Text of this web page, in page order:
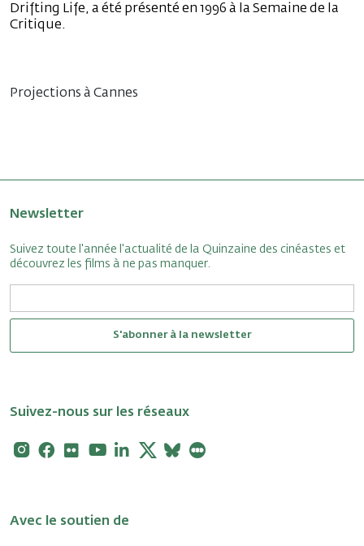
Drifting Life, a été présenté en 1996 à la Semaine de la
Critique.
Projections à Cannes
Newsletter
Suivez toute l'année l'actualité de la Quinzaine des cinéastes et
découvrez les films à ne pas manquer.
S'abonner à la newsletter
Suivez-nous sur les réseaux
Instagram
Facebook
FlickrYoutubeLinkedin
X Bluesky
Avec le soutien de